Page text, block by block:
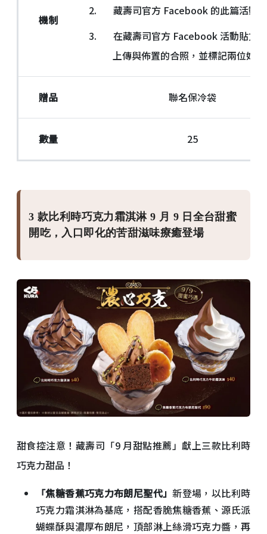
機制
2. 藏壽司官方 Facebook 的此篇活動
3. 在藏壽司官方 Facebook 活動貼文
上傳與佈置的合照，並標記兩位好友
贈品 聯名保冷袋
數量 25
3 款比利時巧克力霜淇淋 9 月 9 日全台甜蜜
開吃，入口即化的苦甜滋味療癒登場
甜食控注意！藏壽司「9 月甜點推薦」獻上三款比利時
巧克力甜品！
「焦糖香蕉巧克力布朗尼聖代」新登場，以比利時
巧克力霜淇淋為基底，搭配香脆焦糖香蕉、源氏派
蝴蝶酥與濃厚布朗尼，頂部淋上絲滑巧克力醬，再